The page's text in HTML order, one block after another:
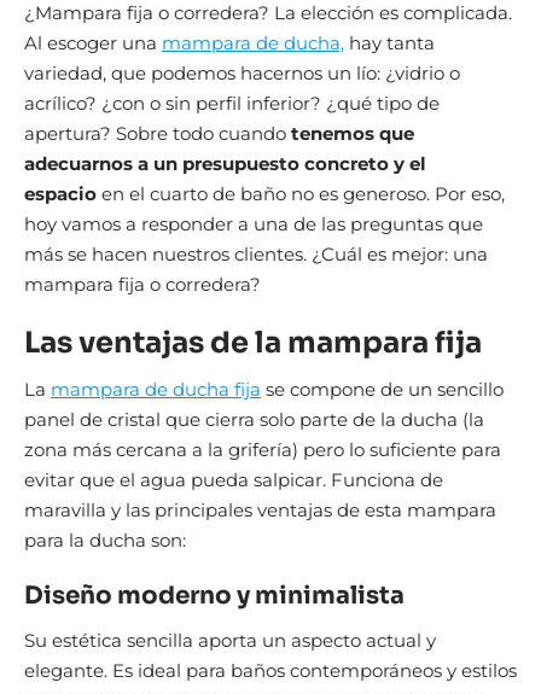
¿Mampara fija o corredera? La elección es complicada.
Al escoger una mampara de ducha, hay tanta
variedad, que podemos hacernos un lío: ¿vidrio o
acrílico? ¿con o sin perfil inferior? ¿qué tipo de
apertura? Sobre todo cuando tenemos que
adecuarnos a un presupuesto concreto y el
espacio en el cuarto de baño no es generoso. Por eso,
hoy vamos a responder a una de las preguntas que
más se hacen nuestros clientes. ¿Cuál es mejor: una
mampara fija o corredera?
Las ventajas de la mampara fija
La mampara de ducha fija se compone de un sencillo
panel de cristal que cierra solo parte de la ducha (la
zona más cercana a la grifería) pero lo suficiente para
evitar que el agua pueda salpicar. Funciona de
maravilla y las principales ventajas de esta mampara
para la ducha son:
Diseño moderno y minimalista
Su estética sencilla aporta un aspecto actual y
elegante. Es ideal para baños contemporáneos y estilos